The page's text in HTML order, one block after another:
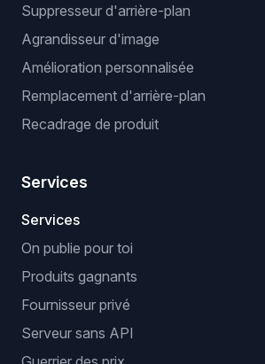
Suppresseur d'arrière-plan
Agrandisseur d'image
Amélioration personnalisée
Remplacement d'arrière-plan
Recadrage de produit
Services
Services
On publie pour toi
Produits gagnants
Fournisseur privé
Serveur sans API